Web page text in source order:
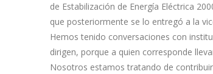
de Estabilización de Energía Eléctrica
que posteriormente se lo entregó a la
Hemos tenido conversaciones con
dirigen, porque a quien corresponde
Nosotros estamos tratando de